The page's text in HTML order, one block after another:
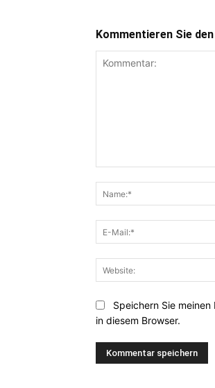
Kommentieren Sie
Speichern Sie
in diesem Browser.